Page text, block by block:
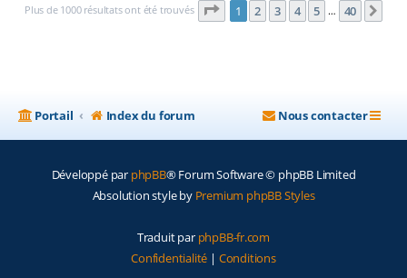
Plus de 1000 résultats ont été trouvés Page 1sur40
1 2 3 4 5 … 40
Portail Index du forum Nous contacter
Développé par phpBB® Forum Software © phpBB Limited
Absolution style by Premium phpBB Styles
Traduit par phpBB-fr.com
Confidentialité | Conditions